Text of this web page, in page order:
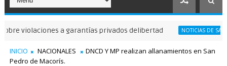
a garantías privados delibertad NOTICIAS DE SAN JUAN
INICIO NACIONALES
DNCD Y MP realizan allanamientos en San
Pedro de Macorís.